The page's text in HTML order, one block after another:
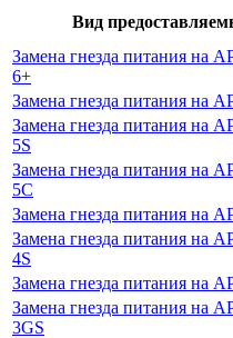
Вид
Замена гнезда питания на
6+
Замена гнезда питания на
Замена гнезда питания на
5S
Замена гнезда питания на
5C
Замена гнезда питания на
Замена гнезда питания на
4S
Замена гнезда питания на
Замена гнезда питания на
3GS